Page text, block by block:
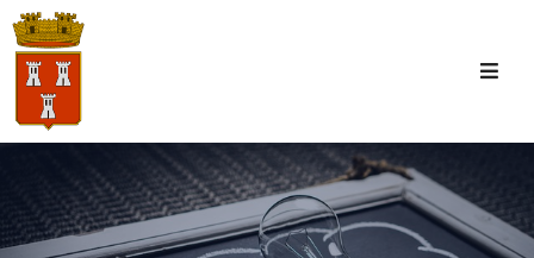
Accueil
Commune
Tourisme